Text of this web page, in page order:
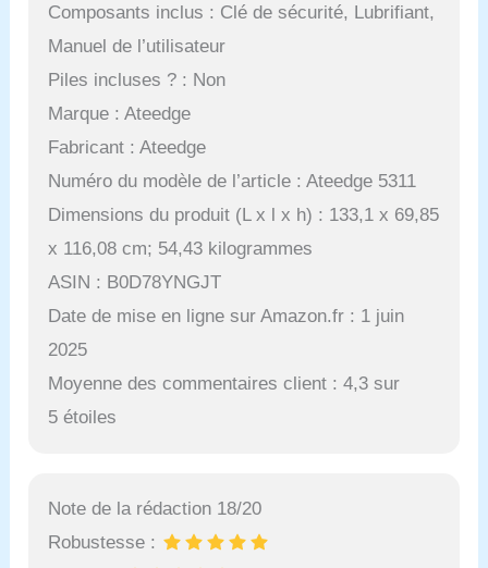
Composants inclus : Clé de sécurité, Lubrifiant,
Manuel de l’utilisateur
Piles incluses ? : Non
Marque : Ateedge
Fabricant : Ateedge
Numéro du modèle de l’article : Ateedge 5311
Dimensions du produit (L x l x h) : 133,1 x 69,85
x 116,08 cm; 54,43 kilogrammes
ASIN : B0D78YNGJT
Date de mise en ligne sur Amazon.fr : 1 juin
2025
Moyenne des commentaires client : 4,3 sur
5 étoiles
Note de la rédaction 18/20
Robustesse :